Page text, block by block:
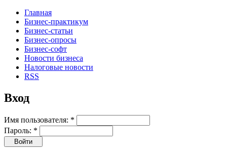
Главная
Бизнес-практикум
Бизнес-статьи
Бизнес-опросы
Бизнес-софт
Новости бизнеса
Налоговые новости
RSS
Вход
Имя пользователя: *
Пароль: *